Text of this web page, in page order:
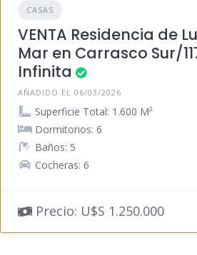
CASAS
VENTA Residencia de
Mar en Carrasco Sur/
Infinita
AÑADIDO EL 06/03/2026
Superficie Total: 1.600 M²
Dormitorios: 6
Baños: 5
Cocheras: 6
Precio: U$S 1.250.000